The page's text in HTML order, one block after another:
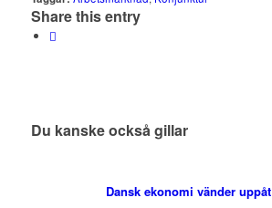
Share this entry
Du kanske också gillar
Dansk ekonomi vänder uppåt